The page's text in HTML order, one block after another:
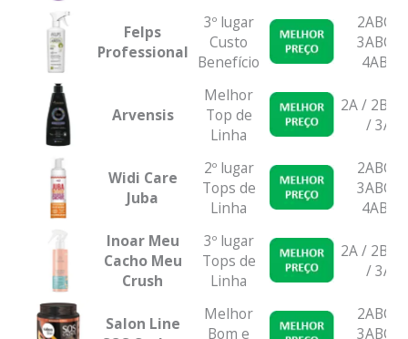
Felps
Professional
3º lugar
Custo
Benefício
2ABC /
3ABC /
4ABC
Arvensis
Melhor
Top de
Linha
2A / 2B /
/ 3A
Widi Care
Juba
2º lugar
Tops de
Linha
2ABC /
3ABC /
4ABC
Inoar Meu
Cacho Meu
Crush
3º lugar
Tops de
Linha
2A / 2B /
/ 3A
Salon Line
Melhor
Bom e
2ABC /
3ABC /